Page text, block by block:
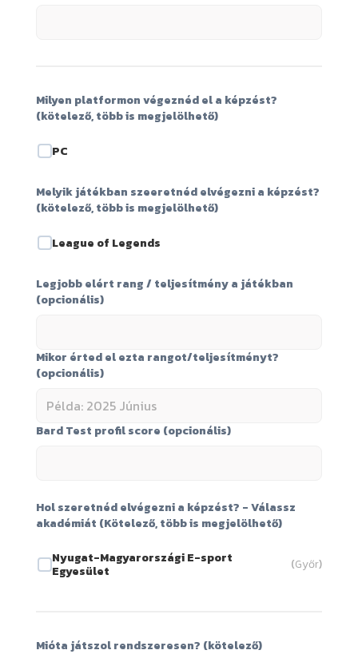
Milyen platformon végeznéd el a képzést?
(kötelező, több is megjelölhető)
PC
Melyik játékban szeeretnéd elvégezni a képzést?
(kötelező, több is megjelölhető)
League of Legends
Legjobb elért rang / teljesítmény a játékban
(opcionális)
Mikor érted el ezta rangot/teljesítményt?
(opcionális)
Bard Test profil score (opcionális)
Hol szeretnéd elvégezni a képzést? - Válassz
akadémiát (Kötelező, több is megjelölhető)
Nyugat-Magyarországi E-sport
Egyesület
(Győr)
Mióta játszol rendszeresen? (kötelező)